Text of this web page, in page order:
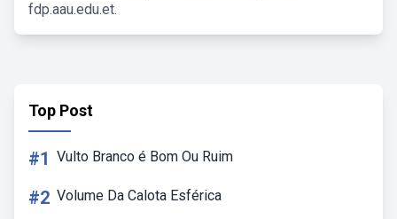
fdp.aau.edu.et.
Top Post
#1 Vulto Branco é Bom Ou Ruim
#2 Volume Da Calota Esférica